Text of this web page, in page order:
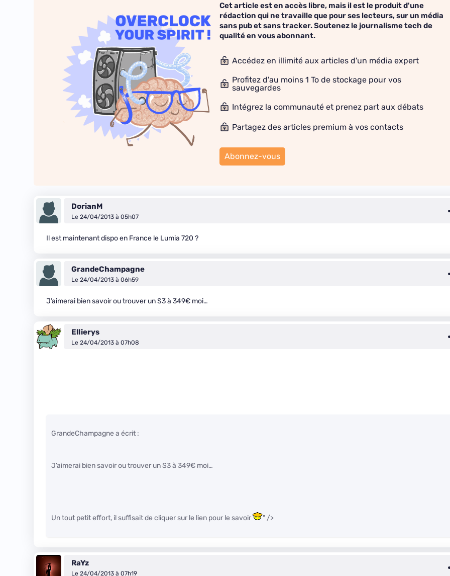
Cet article est en accès libre, mais il est le produit d'une
rédaction qui ne travaille que pour ses lecteurs, sur un média
sans pub et sans tracker. Soutenez le journalisme tech de
qualité en vous abonnant.
Accédez en illimité aux articles d'un média expert
Profitez d'au moins 1 To de stockage pour vos
sauvegardes
Intégrez la communauté et prenez part aux débats
Partagez des articles premium à vos contacts
Abonnez-vous
DorianM
Le 24/04/2013 à 05h07
Il est maintenant dispo en France le Lumia 720 ?
GrandeChampagne
Le 24/04/2013 à 06h59
J’aimerai bien savoir ou trouver un S3 à 349€ moi…
Ellierys
Le 24/04/2013 à 07h08
GrandeChampagne a écrit :
J’aimerai bien savoir ou trouver un S3 à 349€ moi…
Un tout petit effort, il suffisait de cliquer sur le lien pour le savoir " />
RaYz
Le 24/04/2013 à 07h19